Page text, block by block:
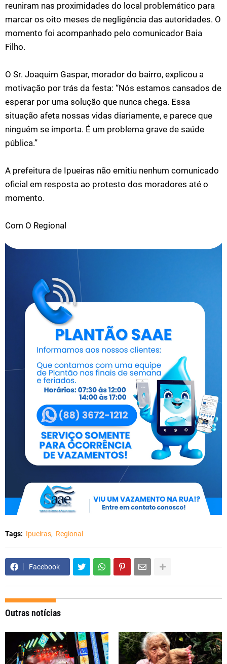
reuniram nas proximidades do local problemático para
marcar os oito meses de negligência das autoridades. O
momento foi acompanhado pelo comunicador Baia
Filho.
O Sr. Joaquim Gaspar, morador do bairro, explicou a
motivação por trás da festa: “Nós estamos cansados de
esperar por uma solução que nunca chega. Essa
situação afeta nossas vidas diariamente, e parece que
ninguém se importa. É um problema grave de saúde
pública.”
A prefeitura de Ipueiras não emitiu nenhum comunicado
oficial em resposta ao protesto dos moradores até o
momento.
Com O Regional
Tags: Ipueiras Regional
Facebook
Outras notícias